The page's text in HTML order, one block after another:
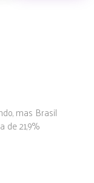
mas Brasil
de 21,9%